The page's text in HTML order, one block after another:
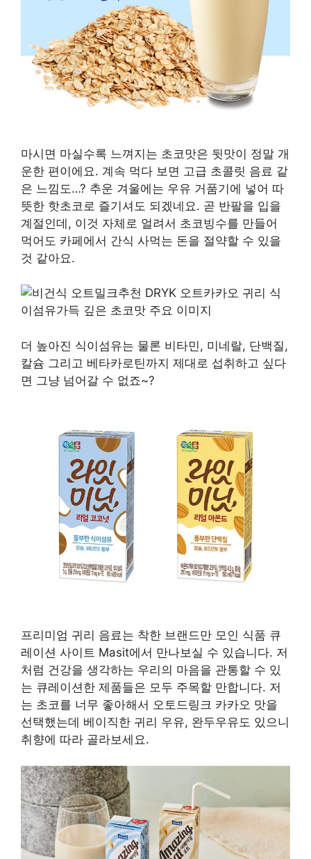
마시면 마실수록 느껴지는 초코맛은 뒷맛이 정말 개
운한 편이에요. 계속 먹다 보면 고급 초콜릿 음료 같
은 느낌도…? 추운 겨울에는 우유 거품기에 넣어 따
뜻한 핫초코로 즐기셔도 되겠네요. 곧 반팔을 입을
계절인데, 이것 자체로 얼려서 초코빙수를 만들어
먹어도 카페에서 간식 사먹는 돈을 절약할 수 있을
것 같아요.
더 높아진 식이섬유는 물론 비타민, 미네랄, 단백질,
칼슘 그리고 베타카로틴까지 제대로 섭취하고 싶다
면 그냥 넘어갈 수 없죠~?
프리미엄 귀리 음료는 착한 브랜드만 모인 식품 큐
레이션 사이트 Masit에서 만나보실 수 있습니다. 저
처럼 건강을 생각하는 우리의 마음을 관통할 수 있
는 큐레이션한 제품들은 모두 주목할 만합니다. 저
는 초코를 너무 좋아해서 오토드링크 카카오 맛을
선택했는데 베이직한 귀리 우유, 완두우유도 있으니
취향에 따라 골라보세요.